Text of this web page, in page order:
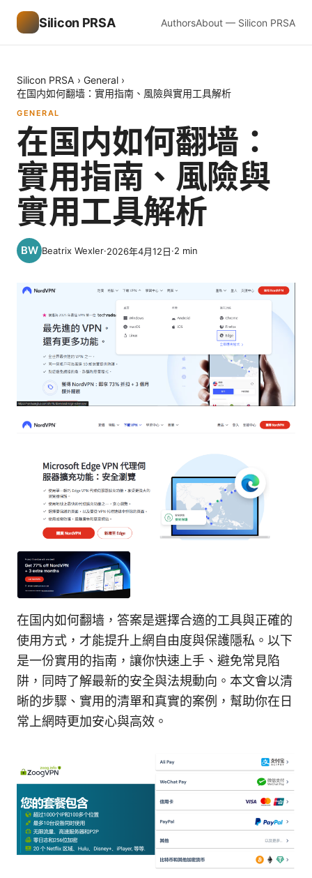
Silicon PRSA AuthorsAbout — Silicon PRSA
Silicon PRSA › General ›
在国内如何翻墙：實用指南、風險與實用工具解析
GENERAL
在国内如何翻墙：
實用指南、風險與
實用工具解析
Beatrix Wexler·2026年4月12日·2 min
在国内如何翻墙，答案是選擇合適的工具與正確的
使用方式，才能提升上網自由度與保護隱私。以下
是一份實用的指南，讓你快速上手、避免常見陷
阱，同時了解最新的安全與法規動向。本文會以清
晰的步驟、實用的清單和真實的案例，幫助你在日
常上網時更加安心與高效。